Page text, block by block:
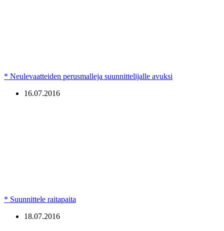
* Neulevaatteiden perusmalleja suunnittelijalle avuksi
16.07.2016
* Suunnittele raitapaita
18.07.2016